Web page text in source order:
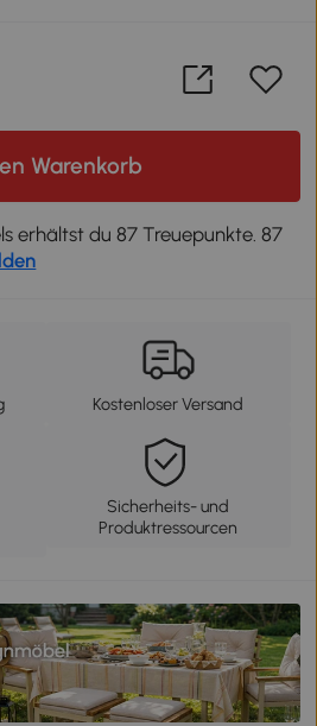
Warenkorb
erhältst du 87 Treuepunkte. 87
Kostenloser Versand
Sicherheits- und
Produktressourcen